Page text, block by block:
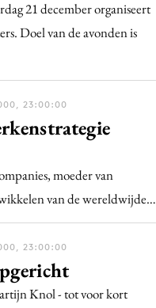
21 december organiseert
Doel van de avonden is
23:00:00
moeder van
van de wereldwijde…
23:00:00
Knol - tot voor kort